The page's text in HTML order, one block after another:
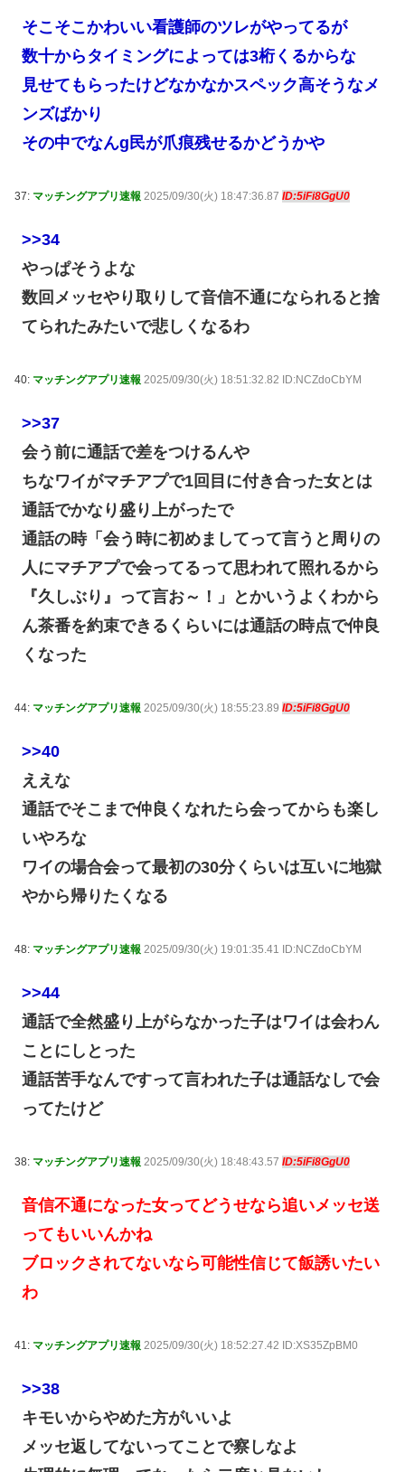
そこそこかわいい看護師のツレがやってるが
数十からタイミングによっては3桁くるからな
見せてもらったけどなかなかスペック高そうなメ
ンズばかり
その中でなんg民が爪痕残せるかどうかや
37: マッチングアプリ速報 2025/09/30(火) 18:47:36.87 ID:5iFi8GgU0
>>34
やっぱそうよな
数回メッセやり取りして音信不通になられると捨
てられたみたいで悲しくなるわ
40: マッチングアプリ速報 2025/09/30(火) 18:51:32.82 ID:NCZdoCbYM
>>37
会う前に通話で差をつけるんや
ちなワイがマチアプで1回目に付き合った女とは
通話でかなり盛り上がったで
通話の時「会う時に初めましてって言うと周りの
人にマチアプで会ってるって思われて照れるから
『久しぶり』って言お～！」とかいうよくわから
ん茶番を約束できるくらいには通話の時点で仲良
くなった
44: マッチングアプリ速報 2025/09/30(火) 18:55:23.89 ID:5iFi8GgU0
>>40
ええな
通話でそこまで仲良くなれたら会ってからも楽し
いやろな
ワイの場合会って最初の30分くらいは互いに地獄
やから帰りたくなる
48: マッチングアプリ速報 2025/09/30(火) 19:01:35.41 ID:NCZdoCbYM
>>44
通話で全然盛り上がらなかった子はワイは会わん
ことにしとった
通話苦手なんですって言われた子は通話なしで会
ってたけど
38: マッチングアプリ速報 2025/09/30(火) 18:48:43.57 ID:5iFi8GgU0
音信不通になった女ってどうせなら追いメッセ送
ってもいいんかね
ブロックされてないなら可能性信じて飯誘いたい
わ
41: マッチングアプリ速報 2025/09/30(火) 18:52:27.42 ID:XS35ZpBM0
>>38
キモいからやめた方がいいよ
メッセ返してないってことで察しなよ